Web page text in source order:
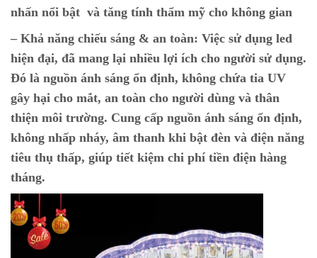
nhấn nổi bật và tăng tính thẩm mỹ cho không gian
– Khả năng chiếu sáng & an toàn: Việc sử dụng led
hiện đại, đã mang lại nhiều lợi ích cho người sử dụng.
Đó là nguồn ánh sáng ổn định, không chứa tia UV
gây hại cho mắt, an toàn cho người dùng và thân
thiện môi trường. Cung cấp nguồn ánh sáng ổn định,
không nhấp nháy, âm thanh khi bật đèn và điện năng
tiêu thụ thấp, giúp tiết kiệm chi phí tiền điện hàng
tháng.